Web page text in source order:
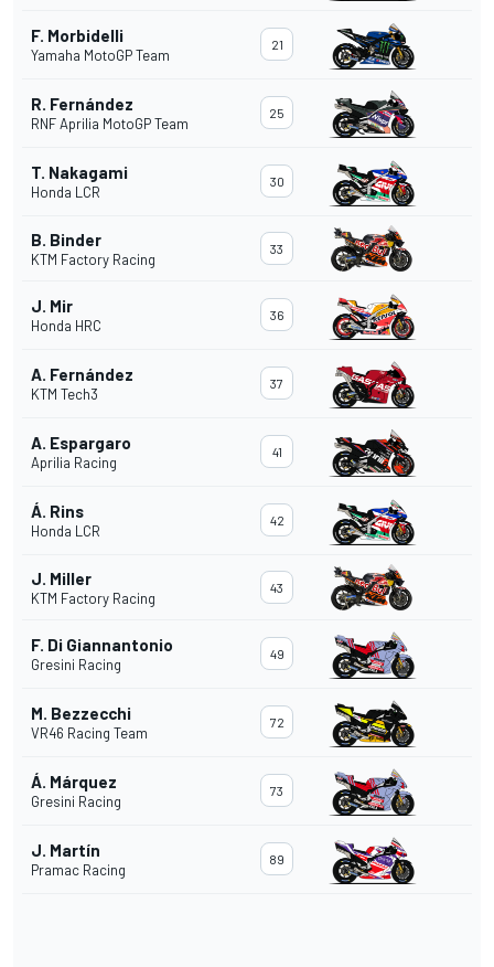
F. Morbidelli
Yamaha MotoGP Team
21
R. Fernández
RNF Aprilia MotoGP Team
25
T. Nakagami
Honda LCR
30
B. Binder
KTM Factory Racing
33
J. Mir
Honda HRC
36
A. Fernández
KTM Tech3
37
A. Espargaro
Aprilia Racing
41
Á. Rins
Honda LCR
42
J. Miller
KTM Factory Racing
43
F. Di Giannantonio
Gresini Racing
49
M. Bezzecchi
VR46 Racing Team
72
Á. Márquez
Gresini Racing
73
J. Martín
Pramac Racing
89